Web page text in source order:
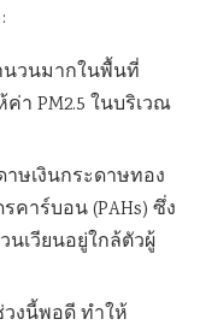
นวนมากในพื้นที่
า PM2.5 ในบริเวณ
ษเงินกระดาษทอง
าร์บอน (PAHs) ซึ่ง
นเวียนอยู่ใกล้ตัวผู้
งนี้พอดี ทำให้